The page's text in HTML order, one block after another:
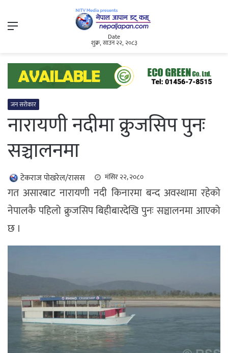
Menu
Date
शुक्र, साउन २२, २०८३
जन सरोकार
नारायणी नदीमा क्रुजसिप पुनः
सञ्चालनमा
टेकराज पोखरेल/रासस मंसिर २२, २०८०
गत असारबाट नारायणी नदी किनारमा बन्द अवस्थामा रहेको
नेपालकै पहिलो क्रुजसिप बिहीबारदेखि पुनः सञ्चालनमा आएको
छ ।